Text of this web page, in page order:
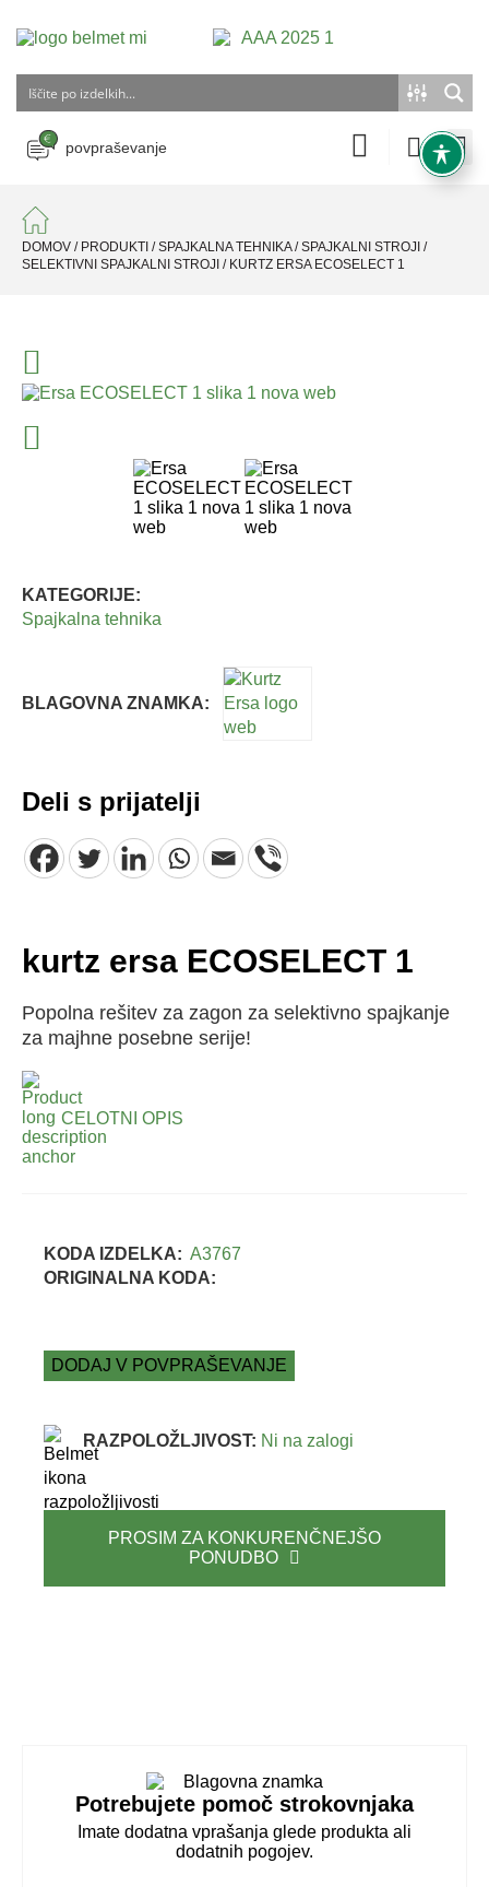
povpraševanje
DOMOV / PRODUKTI /SPAJKALNA TEHNIKA/SPAJKALNI STROJI /
SELEKTIVNI SPAJKALNI STROJI / KURTZ ERSA ECOSELECT 1
KATEGORIJE:
Spajkalna tehnika
BLAGOVNA ZNAMKA:
Deli s prijatelji
kurtz ersa ECOSELECT 1
Popolna rešitev za zagon za selektivno spajkanje
za majhne posebne serije!
CELOTNI OPIS
KODA IZDELKA: A3767
ORIGINALNA KODA:
DODAJ V POVPRAŠEVANJE
RAZPOLOŽLJIVOST: Ni na zalogi
PROSIM ZA KONKURENČNEJŠO
PONUDBO
Potrebujete pomoč strokovnjaka
Imate dodatna vprašanja glede produkta ali
dodatnih pogojev.